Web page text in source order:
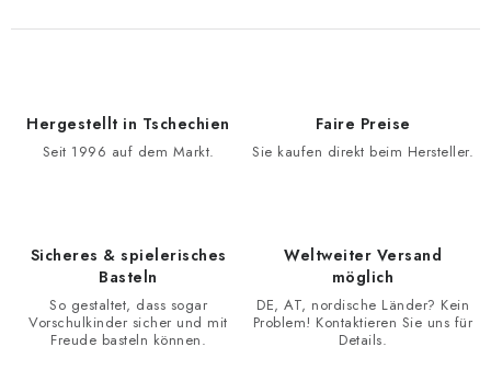
Hergestellt in Tschechien
Seit 1996 auf dem Markt.
Faire Preise
Sie kaufen direkt beim Hersteller.
Sicheres & spielerisches
Basteln
So gestaltet, dass sogar
Vorschulkinder sicher und mit
Freude basteln können.
Weltweiter Versand
möglich
DE, AT, nordische Länder? Kein
Problem! Kontaktieren Sie uns für
Details.